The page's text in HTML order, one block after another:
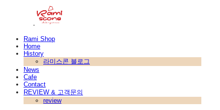
Rami Shop
Home
History
라미스콘 블로그
News
Cafe
Contact
REVIEW & 고객문의
review